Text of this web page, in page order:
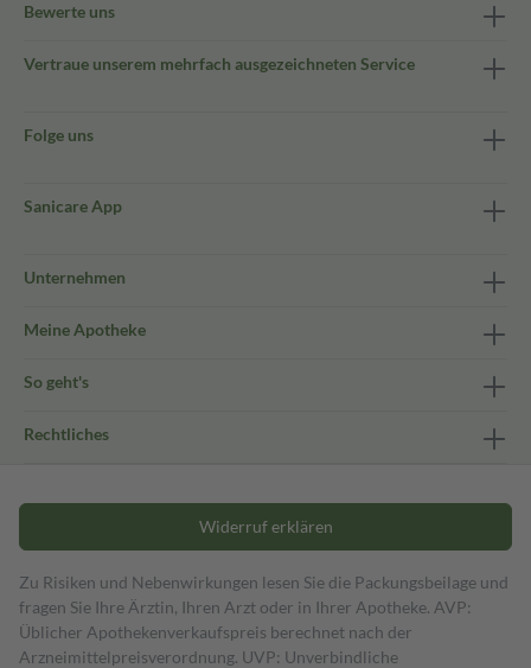
Bewerte uns
Vertraue unserem mehrfach ausgezeichneten Service
Folge uns
Sanicare App
Unternehmen
Meine Apotheke
So geht's
Rechtliches
Widerruf erklären
Zu Risiken und Nebenwirkungen lesen Sie die Packungsbeilage und
fragen Sie Ihre Ärztin, Ihren Arzt oder in Ihrer Apotheke. AVP:
Üblicher Apothekenverkaufspreis berechnet nach der
Arzneimittelpreisverordnung. UVP: Unverbindliche